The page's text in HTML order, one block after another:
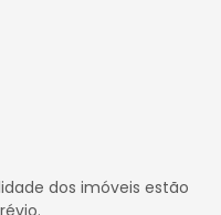
dos imóveis estão